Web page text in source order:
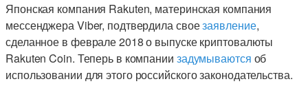
Японская компания Rakuten, материнская компания
мессенджера Viber, подтвердила своезаявление,
сделанное в феврале 2018 о выпуске криптовалюты
Rakuten Coin. Теперь в компании задумываются об
использовании для этого российского законодательства.